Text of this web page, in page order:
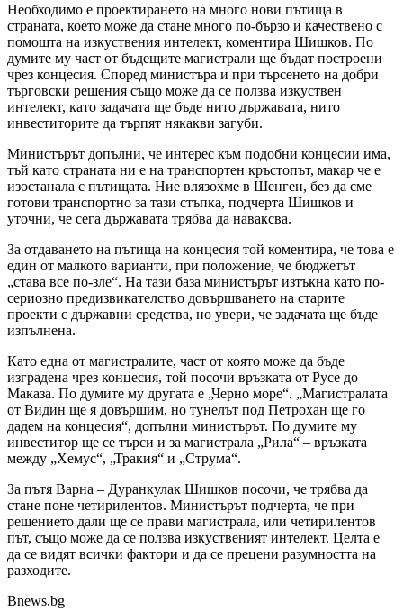
Необходимо е проектирането на много нови пътища в
страната, което може да стане много по-бързо и качествено с
помощта на изкуствения интелект, коментира Шишков. По
думите му част от бъдещите магистрали ще бъдат построени
чрез концесия. Според министъра и при търсенето на добри
търговски решения също може да се ползва изкуствен
интелект, като задачата ще бъде нито държавата, нито
инвеститорите да търпят някакви загуби.
Министърът допълни, че интерес към подобни концесии има,
тъй като страната ни е на транспортен кръстопът, макар че е
изостанала с пътищата. Ние влязохме в Шенген, без да сме
готови транспортно за тази стъпка, подчерта Шишков и
уточни, че сега държавата трябва да наваксва.
За отдаването на пътища на концесия той коментира, че това е
един от малкото варианти, при положение, че бюджетът
„става все по-зле“. На тази база министърът изтъкна като по-
сериозно предизвикателство довършването на старите
проекти с държавни средства, но увери, че задачата ще бъде
изпълнена.
Като една от магистралите, част от която може да бъде
изградена чрез концесия, той посочи връзката от Русе до
Маказа. По думите му другата е „Черно море“. „Магистралата
от Видин ще я довършим, но тунелът под Петрохан ще го
дадем на концесия“, допълни министърът. По думите му
инвеститор ще се търси и за магистрала „Рила“ – връзката
между „Хемус“, „Тракия“ и „Струма“.
За пътя Варна – Дуранкулак Шишков посочи, че трябва да
стане поне четирилентов. Министърът подчерта, че при
решението дали ще се прави магистрала, или четирилентов
път, също може да се ползва изкуственият интелект. Целта е
да се видят всички фактори и да се прецени разумността на
разходите.
Bnews.bg